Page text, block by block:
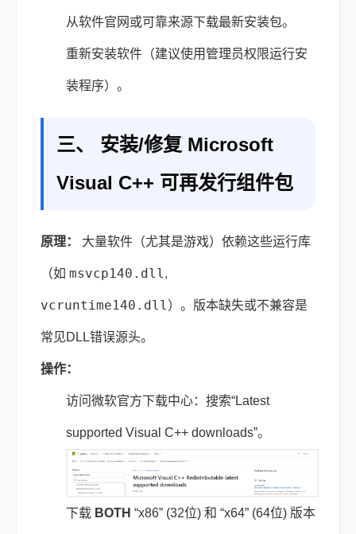
从软件官网或可靠来源下载最新安装包。
重新安装软件（建议使用管理员权限运行安
装程序）。
三、 安装/修复 Microsoft
Visual C++ 可再发行组件包
原理： 大量软件（尤其是游戏）依赖这些运行库
（如 msvcp140.dll,
vcruntime140.dll）。版本缺失或不兼容是
常见DLL错误源头。
操作：
访问微软官方下载中心：搜索“Latest
supported Visual C++ downloads”。
下载 BOTH “x86” (32位) 和 “x64” (64位) 版本